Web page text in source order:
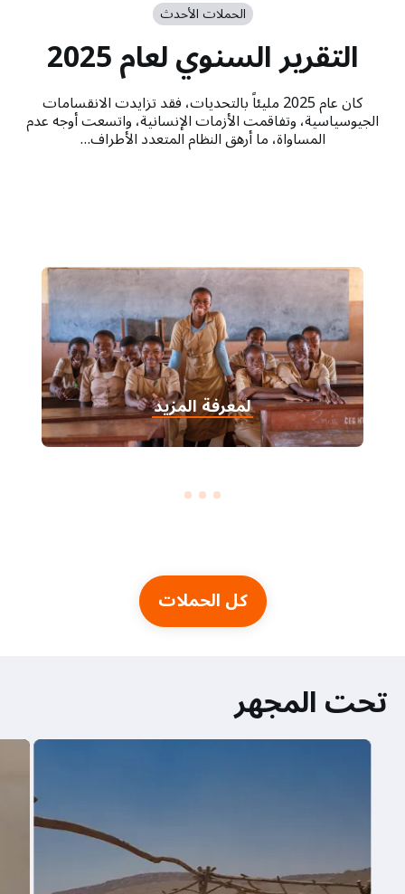
الحملات الأحدث
التقرير السنوي لعام 2025
كان عام 2025 مليئاً بالتحديات، فقد تزايدت الانقسامات
الجيوسياسية، وتفاقمت الأزمات الإنسانية، واتسعت أوجه عدم
المساواة، ما أرهق النظام المتعدد الأطراف…
لمعرفة المزيد
كل الحملات
تحت المجهر